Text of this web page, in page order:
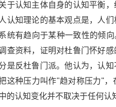
于认知主体自身的认知平衡
认知理论的基本观点是，人
统有趋向于某种一致性的倾
查资料，证明对杜鲁门怀好
是反杜鲁门派。他认为，认
这种压力叫作"趋对称压力"
的认知变化并不取决于任何认